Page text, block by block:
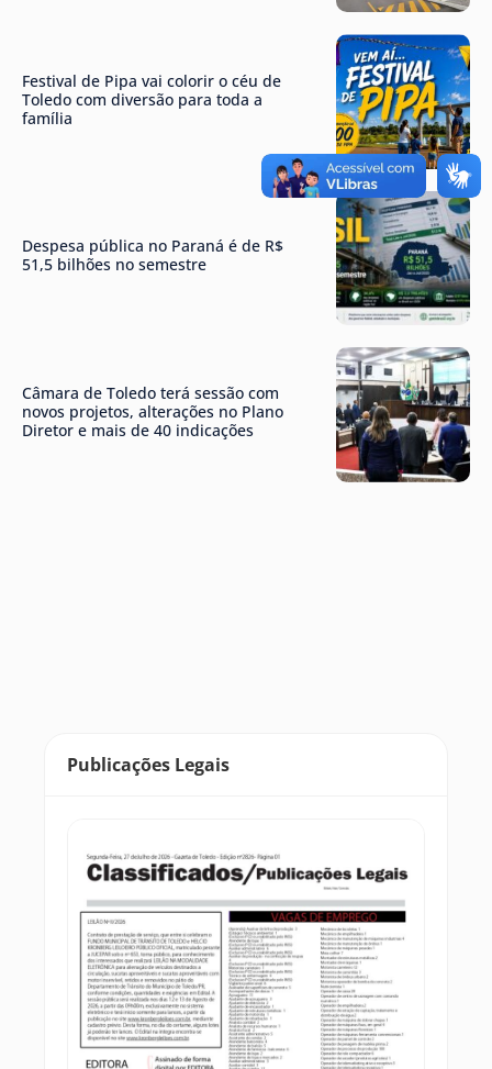
Festival de Pipa vai colorir o céu de
Toledo com diversão para toda a
família
Despesa pública no Paraná é de R$
51,5 bilhões no semestre
Câmara de Toledo terá sessão com
novos projetos, alterações no Plano
Diretor e mais de 40 indicações
Publicações Legais